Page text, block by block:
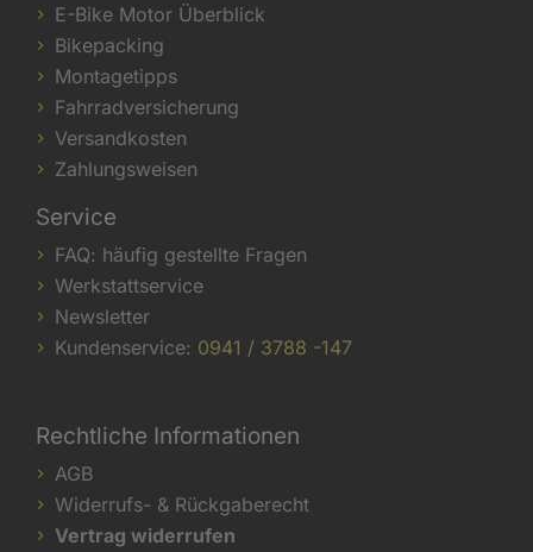
E-Bike Motor Überblick
Bikepacking
Montagetipps
Fahrradversicherung
Versandkosten
Zahlungsweisen
Service
FAQ: häufig gestellte Fragen
Werkstattservice
Newsletter
Kundenservice: 0941 / 3788 -147
Rechtliche Informationen
AGB
Widerrufs- & Rückgaberecht
Vertrag widerrufen